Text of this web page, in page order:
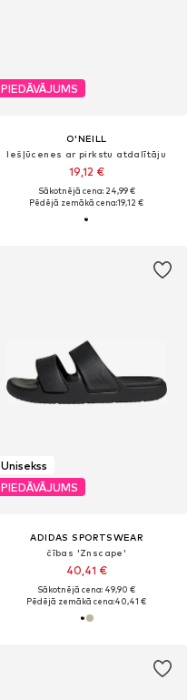
PIEDĀVĀJUMS
O'NEILL
Iešļūcenes ar pirkstu atdalītāju
19,12 €
Sākotnējā cena: 24,99 €
Pēdējā zemākā cena:19,12 €
Unisekss
PIEDĀVĀJUMS
ADIDAS SPORTSWEAR
čības 'Znscape'
40,41 €
Sākotnējā cena: 49,90 €
Pēdējā zemākā cena:40,41 €